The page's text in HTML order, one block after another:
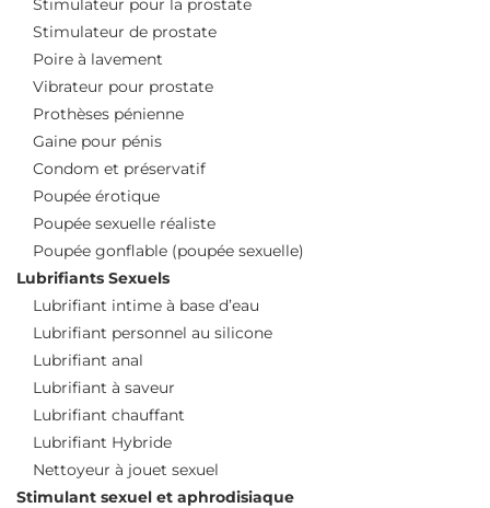
Stimulateur pour la prostate
Stimulateur de prostate
Poire à lavement
Vibrateur pour prostate
Prothèses pénienne
Gaine pour pénis
Condom et préservatif
Poupée érotique
Poupée sexuelle réaliste
Poupée gonflable (poupée sexuelle)
Lubrifiants Sexuels
Lubrifiant intime à base d’eau
Lubrifiant personnel au silicone
Lubrifiant anal
Lubrifiant à saveur
Lubrifiant chauffant
Lubrifiant Hybride
Nettoyeur à jouet sexuel
Stimulant sexuel et aphrodisiaque